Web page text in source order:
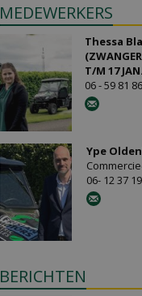
MEDEWERKERS
Thessa
T/M 17
06 - 59 81
Ype
06- 12 37
BERICHTEN